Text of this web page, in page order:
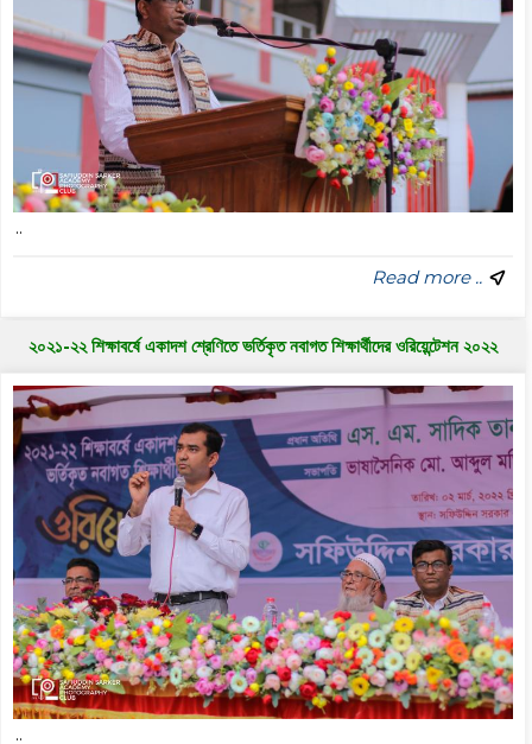
..
Read more ..
২০২১-২২ শিক্ষাবর্ষে একাদশ শ্রেণিতে ভর্তিকৃত নবাগত শিক্ষার্থীদের ওরিয়েন্টেশন ২০২২
..